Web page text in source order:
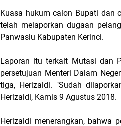
Kuasa hukum calon Bupati dan
telah melaporkan dugaan
Panwaslu Kabupaten Kerinci.
Laporan itu terkait Mutasi dan
persetujuan Menteri Dalam
tiga, Herizaldi. "Sudah
Herizaldi, Kamis 9 Agustus 2018.
Herizaldi menerangkan, bahwa